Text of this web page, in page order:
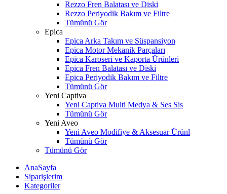
Rezzo Fren Balatası ve Diski
Rezzo Periyodik Bakım ve Filtre
Tümünü Gör
Epica
Epica Arka Takım ve Süspansiyon
Epica Motor Mekanik Parçaları
Epica Karoseri ve Kaporta Ürünleri
Epica Fren Balatası ve Diski
Epica Periyodik Bakım ve Filtre
Tümünü Gör
Yeni Captiva
Yeni Captiva Multi Medya & Ses Sis
Tümünü Gör
Yeni Aveo
Yeni Aveo Modifiye & Aksesuar Ürünl
Tümünü Gör
Tümünü Gör
AnaSayfa
Siparişlerim
Kategoriler